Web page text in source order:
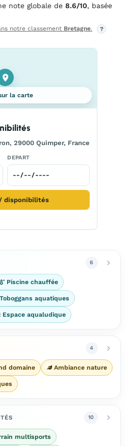
note globale de 8.6/10, basée
notre classement Bretagne. ?
la carte
29000 Quimper, France
DEPART
disponibilités
6
Piscine chauffée
Toboggans aquatiques
Espace aqualudique
4
domaine Ambiance nature
10
multisports